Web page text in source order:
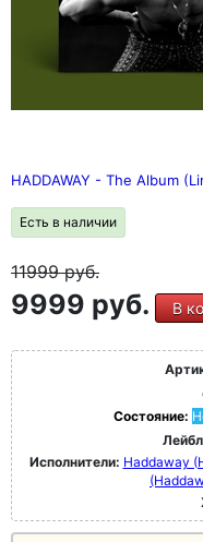
HADDAWAY - The Album
Есть в наличии
11999руб.
9999 руб. В
Состояние:
Исполнители: Haddaway